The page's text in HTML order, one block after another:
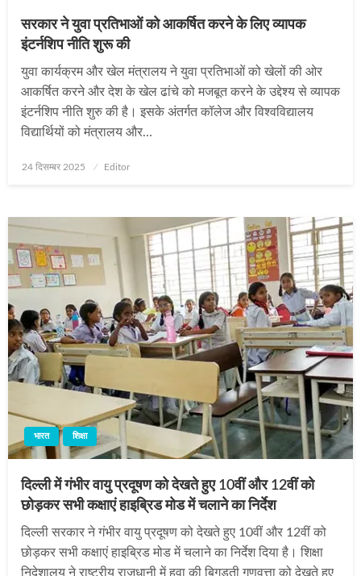
सरकार ने युवा प्रतिभाओं को आकर्षित करने के लिए व्यापक
इंटर्नशिप नीति शुरू की
युवा कार्यक्रम और खेल मंत्रालय ने युवा प्रतिभाओं को खेलों की ओर
आकर्षित करने और देश के खेल ढांचे को मजबूत करने के उद्देश्य से व्यापक
इंटर्नशिप नीति शुरु की है। इसके अंतर्गत कॉलेज और विश्वविद्यालय
विद्यार्थियों को मंत्रालय और…
Posted
24 दिसम्बर 2025 Editor
भारत शिक्षा
दिल्ली में गंभीर वायु प्रदूषण को देखते हुए 10वीं और 12वीं को
छोड़कर सभी कक्षाएं हाइब्रिड मोड में चलाने का निर्देश
दिल्ली सरकार ने गंभीर वायु प्रदूषण को देखते हुए 10वीं और 12वीं को
छोड़कर सभी कक्षाएं हाइब्रिड मोड में चलाने का निर्देश दिया है। शिक्षा
निदेशालय ने राष्ट्रीय राजधानी में हवा की बिगड़ती गुणवत्ता को देखते हुए